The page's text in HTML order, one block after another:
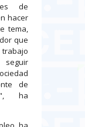
de
hacer
tema,
que
de
ha